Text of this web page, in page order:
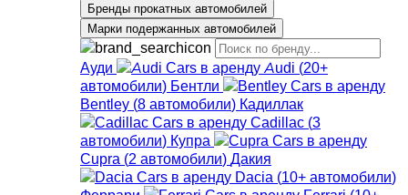
Бренды прокатных автомобилей
Марки подержанных автомобилей
Ауди Audi (20+
автомобили) Бентли
Bentley (8 автомобили) Кадиллак
Cadillac (3
автомобили) Купра
Cupra (2 автомобили) Дакия
Dacia (10+ автомобили)